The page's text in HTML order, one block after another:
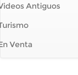
Antiguos
Venta